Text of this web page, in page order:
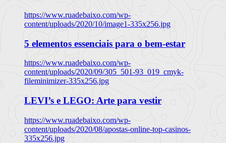
https://www.ruadebaixo.com/wp-
content/uploads/2020/10/image1-335x256.jpg
5 elementos essenciais para o bem-estar
https://www.ruadebaixo.com/wp-
content/uploads/2020/09/305_501-93_019_cmyk-
fileminimizer-335x256.jpg
LEVI’s e LEGO: Arte para vestir
https://www.ruadebaixo.com/wp-
content/uploads/2020/08/apostas-online-top-casinos-
335x256.jpg